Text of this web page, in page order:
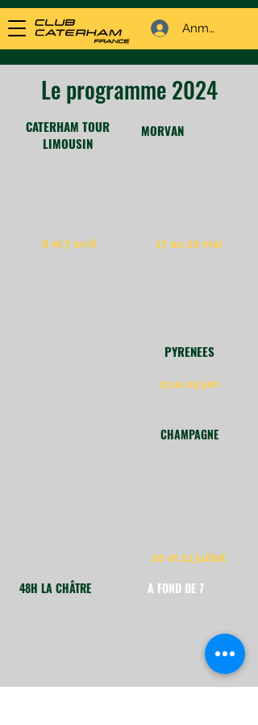
Anmelden
Le programme 2024
CATERHAM TOUR
LIMOUSIN
17 au 20 mai
MORVAN
6 et 7 avril
23 au 29 juin
CHAMPAGNE
20 et 21 juillet
48H LA CHÂTRE A FOND DE 7
PYRENEES